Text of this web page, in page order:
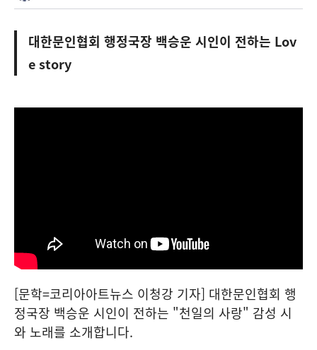
대한문인협회 행정국장 백승운 시인이 전하는 Lov
e story
[문학=코리아아트뉴스 이청강 기자] 대한문인협회 행
정국장 백승운 시인이 전하는 "천일의 사랑" 감성 시
와 노래를 소개합니다.